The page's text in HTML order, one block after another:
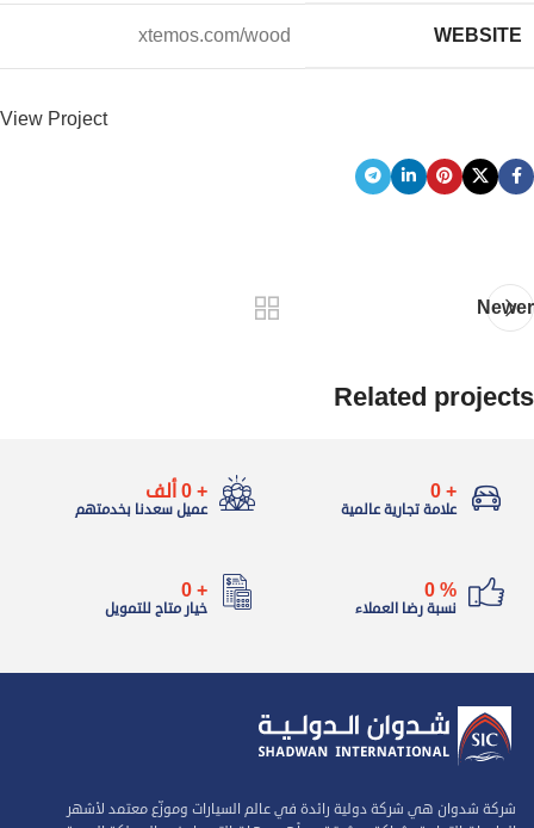
WEBSITE
xtemos.com/wood
View Project
Newer
Related projects
Accessories
Imperdiet mauris a nontin
+
0
علامة تجارية عالمية
+
0ألف
عميل سعدنا بخدمتهم
%
0
نسبة رضا العملاء
+
0
خيار متاح للتمويل
شركة شدوان هي شركة دولية رائدة في عالم السيارات وموزّع معتمد لأشهر